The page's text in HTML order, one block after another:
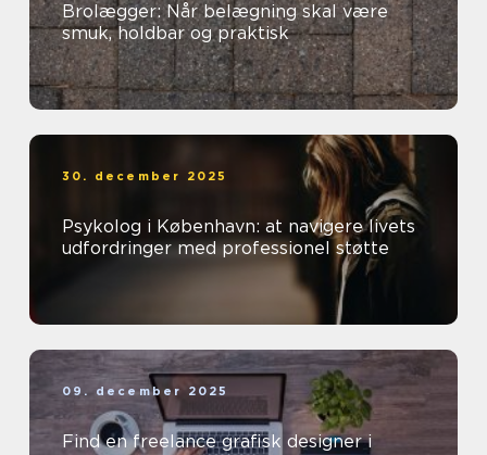
Brolægger: Når belægning skal være
smuk, holdbar og praktisk
30. december 2025
Psykolog i København: at navigere livets
udfordringer med professionel støtte
09. december 2025
Find en freelance grafisk designer i